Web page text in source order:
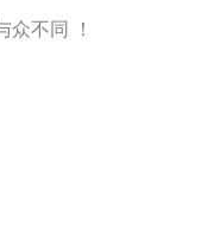
众不同 ！